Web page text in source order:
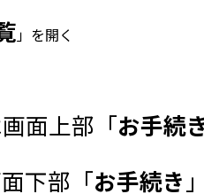
」を開く
面上部「お手続
下部「お手続き